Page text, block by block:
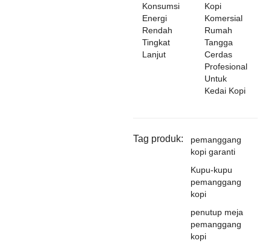
Konsumsi
Energi
Rendah
Tingkat
Lanjut
Kopi
Komersial
Rumah
Tangga
Cerdas
Profesional
Untuk
Kedai Kopi
Tag produk:
pemanggang
kopi garanti
Kupu-kupu
pemanggang
kopi
penutup meja
pemanggang
kopi